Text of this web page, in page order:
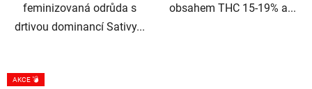
feminizovaná odrůda s
drtivou dominancí Sativy...
obsahem THC 15-19% a...
AKCE 💣